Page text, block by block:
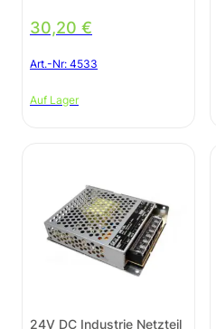
30,20 €
Art.-Nr: 4533
Auf Lager
24V DC Industrie Netzteil